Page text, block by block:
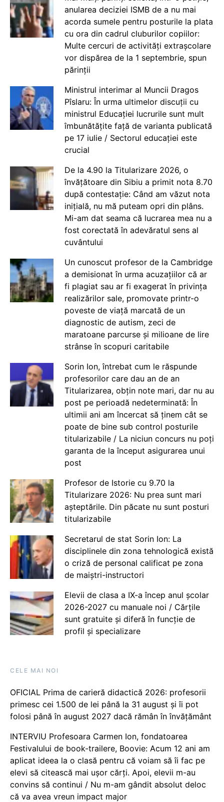
anularea deciziei ISMB de a nu mai
acorda sumele pentru posturile la plata
cu ora din cadrul cluburilor copiilor:
Multe cercuri de activități extrașcolare
vor dispărea de la 1 septembrie, spun
părinții
Ministrul interimar al Muncii Dragos
Pîslaru: În urma ultimelor discuții cu
ministrul Educației lucrurile sunt mult
îmbunătățite față de varianta publicată
pe 17 iulie / Sectorul educației este
crucial
De la 4.90 la Titularizare 2026, o
învățătoare din Sibiu a primit nota 8.70
după contestație: Când am văzut nota
inițială, nu mă puteam opri din plâns.
Mi-am dat seama că lucrarea mea nu a
fost corectată în adevăratul sens al
cuvântului
Un cunoscut profesor de la Cambridge
a demisionat în urma acuzațiilor că ar
fi plagiat sau ar fi exagerat în privința
realizărilor sale, promovate printr-o
poveste de viață marcată de un
diagnostic de autism, zeci de
maratoane parcurse și milioane de lire
strânse în scopuri caritabile
Sorin Ion, întrebat cum le răspunde
profesorilor care dau an de an
Titularizarea, obțin note mari, dar nu au
post pe perioadă nedeterminată: În
ultimii ani am încercat să ținem cât se
poate de bine sub control posturile
titularizabile / La niciun concurs nu poți
garanta de la început asigurarea unui
post
Profesor de Istorie cu 9.70 la
Titularizare 2026: Nu prea sunt mari
așteptările. Din păcate nu sunt posturi
titularizabile
Secretarul de stat Sorin Ion: La
disciplinele din zona tehnologică există
o criză de personal calificat pe zona
de maiștri-instructori
Elevii de clasa a IX-a încep anul școlar
2026-2027 cu manuale noi / Cărțile
sunt gratuite și diferă în funcție de
profil și specializare
CELE MAI NOI
OFICIAL Prima de carieră didactică 2026: profesorii
primesc cei 1.500 de lei până la 31 august și îi pot
folosi până în august 2027 dacă rămân în învățământ
INTERVIU Profesoara Carmen Ion, fondatoarea
Festivalului de book-trailere, Boovie: Acum 12 ani am
aplicat ideea la o clasă pentru că voiam să îi fac pe
elevi să citească mai ușor cărți. Apoi, elevii m-au
convins să continui / Nu m-am gândit absolut deloc
că va avea vreun impact major